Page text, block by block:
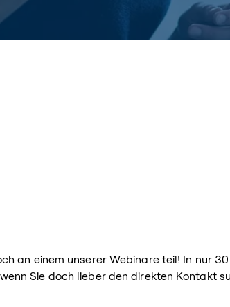
an einem unserer Webinare teil! In nur
Sie doch lieber den direkten Kontakt